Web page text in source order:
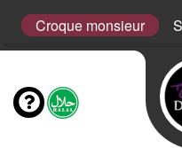
Croque monsieur